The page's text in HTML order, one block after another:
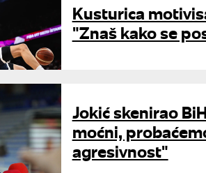
Kusturica
"Znaš kako se
Jokić skenirao
moćni,
agresivnost"